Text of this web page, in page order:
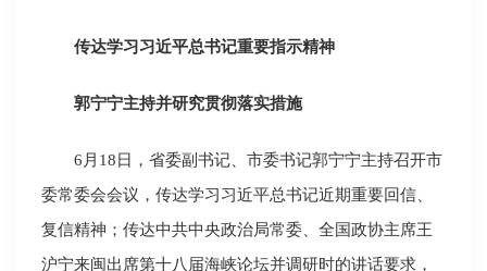
传达学习习近平总书记重要指示精神
郭宁宁主持并研究贯彻落实措施
6月18日，省委副书记、市委书记郭宁宁主持召开市
委常委会会议，传达学习习近平总书记近期重要回信、
复信精神；传达中共中央政治局常委、全国政协主席王
沪宁来闽出席第十八届海峡论坛并调研时的讲话要求，